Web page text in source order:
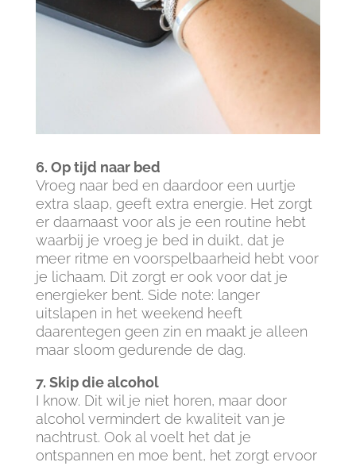
6. Op tijd naar bed
Vroeg naar bed en daardoor een uurtje
extra slaap, geeft extra energie. Het zorgt
er daarnaast voor als je een routine hebt
waarbij je vroeg je bed in duikt, dat je
meer ritme en voorspelbaarheid hebt voor
je lichaam. Dit zorgt er ook voor dat je
energieker bent. Side note: langer
uitslapen in het weekend heeft
daarentegen geen zin en maakt je alleen
maar sloom gedurende de dag.
7. Skip die alcohol
I know. Dit wil je niet horen, maar door
alcohol vermindert de kwaliteit van je
nachtrust. Ook al voelt het dat je
ontspannen en moe bent, het zorgt ervoor